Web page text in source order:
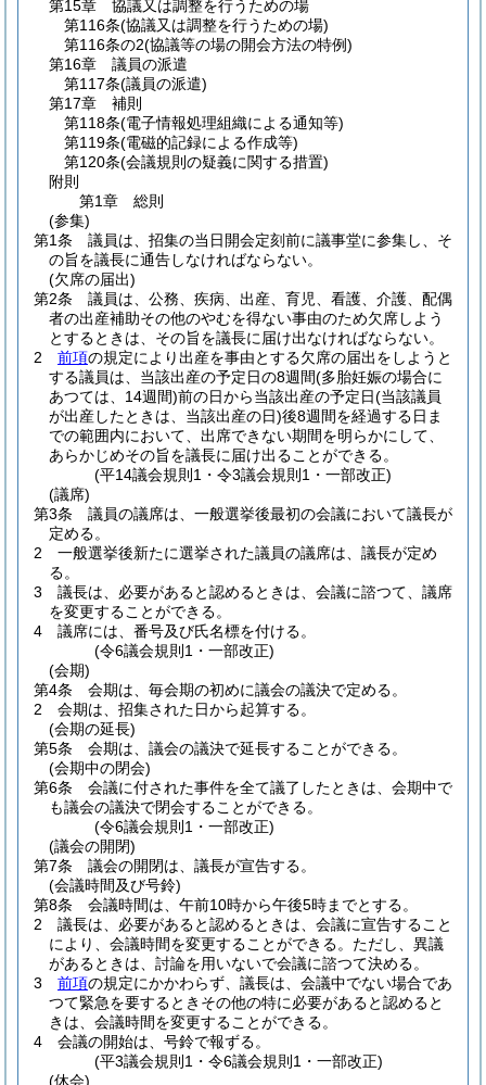
第15章
協議又は調整を行うための場
第116条(協議又は調整を行うための場)
第116条の2(協議等の場の開会方法の特例)
第16章
議員の派遣
第117条(議員の派遣)
第17章
補則
第118条(電子情報処理組織による通知等)
第119条(電磁的記録による作成等)
第120条(会議規則の疑義に関する措置)
附則
第1章
総則
(参集)
第1条
議員は、招集の当日開会定刻前に議事堂に参集し、そ
の旨を議長に通告しなければならない。
(欠席の届出)
第2条
議員は、公務、疾病、出産、育児、看護、介護、配偶
者の出産補助その他のやむを得ない事由のため欠席しよう
とするときは、その旨を議長に届け出なければならない。
2
前項の規定により出産を事由とする欠席の届出をしようと
する議員は、当該出産の予定日の8週間(多胎妊娠の場合に
あつては、14週間)前の日から当該出産の予定日(当該議員
が出産したときは、当該出産の日)後8週間を経過する日ま
での範囲内において、出席できない期間を明らかにして、
あらかじめその旨を議長に届け出ることができる。
(平14議会規則1・令3議会規則1・一部改正)
(議席)
第3条
議員の議席は、一般選挙後最初の会議において議長が
定める。
2
一般選挙後新たに選挙された議員の議席は、議長が定め
る。
3
議長は、必要があると認めるときは、会議に諮つて、議席
を変更することができる。
4
議席には、番号及び氏名標を付ける。
(令6議会規則1・一部改正)
(会期)
第4条
会期は、毎会期の初めに議会の議決で定める。
2
会期は、招集された日から起算する。
(会期の延長)
第5条
会期は、議会の議決で延長することができる。
(会期中の閉会)
第6条
会議に付された事件を全て議了したときは、会期中で
も議会の議決で閉会することができる。
(令6議会規則1・一部改正)
(議会の開閉)
第7条
議会の開閉は、議長が宣告する。
(会議時間及び号鈴)
第8条
会議時間は、午前10時から午後5時までとする。
2
議長は、必要があると認めるときは、会議に宣告すること
により、会議時間を変更することができる。 ただし、異議
があるときは、討論を用いないで会議に諮つて決める。
3
前項の規定にかかわらず、議長は、会議中でない場合であ
つて緊急を要するときその他の特に必要があると認めると
きは、会議時間を変更することができる。
4
会議の開始は、号鈴で報ずる。
(平3議会規則1・令6議会規則1・一部改正)
(休会)